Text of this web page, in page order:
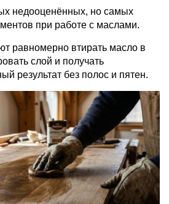
недооценённых, но самых
при работе с маслами.
равномерно втирать масло в
слой и получать
результат без полос и пятен.